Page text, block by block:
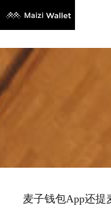
麦子钱包App还提